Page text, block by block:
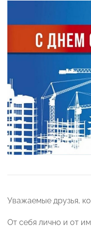
Уважаемые друзья,
От себя лично и от